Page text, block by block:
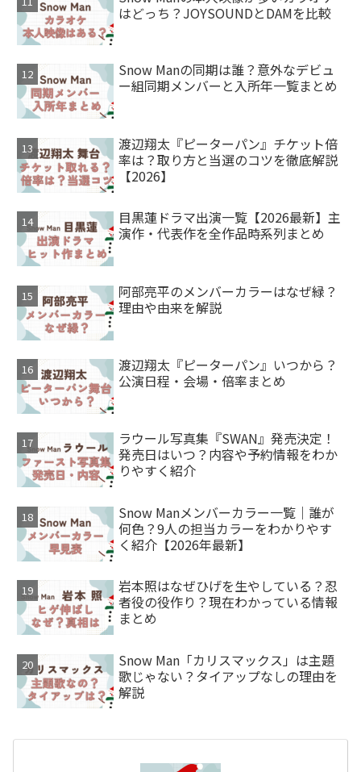
はどっち？JOYSOUNDとDAMを比較
Snow Manの同期は誰？意外なデビュ
ー組同期メンバーと入所年一覧まとめ
渡辺翔太『ピーターパン』チケット倍
率は？取り方と当選のコツを徹底解説
【2026】
目黒蓮ドラマ出演一覧【2026最新】主
演作・代表作を全作品時系列まとめ
阿部亮平のメンバーカラーはなぜ緑？
理由や由来を解説
渡辺翔太『ピーターパン』いつから？
公演日程・会場・倍率まとめ
ラウール写真集『SWAN』発売決定！
発売日はいつ？内容や予約情報をわか
りやすく紹介
Snow Manメンバーカラー一覧｜誰が
何色？9人の担当カラーをわかりやす
く紹介【2026年最新】
岩本照はなぜひげを生やしている？忍
者役の役作り？現在わかっている情報
まとめ
Snow Man「カリスマックス」は主題
歌じゃない？タイアップなしの理由を
解説